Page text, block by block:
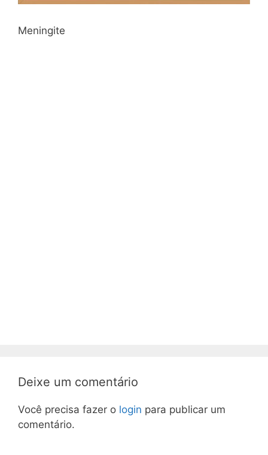
Meningite
Deixe um comentário
Você precisa fazer o login para publicar um
comentário.